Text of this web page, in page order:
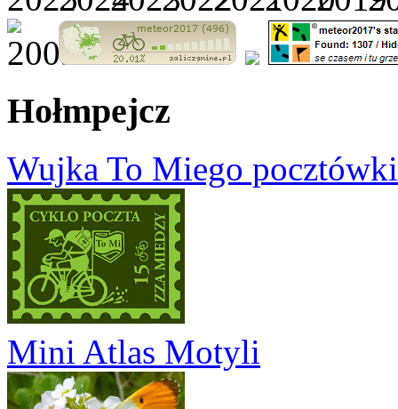
Hołmpejcz
Wujka To Miego
Mini Atlas Motyli